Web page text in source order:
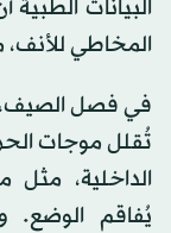
البيانات
المخاطي
في فصل الصيف،
تُقلل موجات
الداخلية،
يُفاقم